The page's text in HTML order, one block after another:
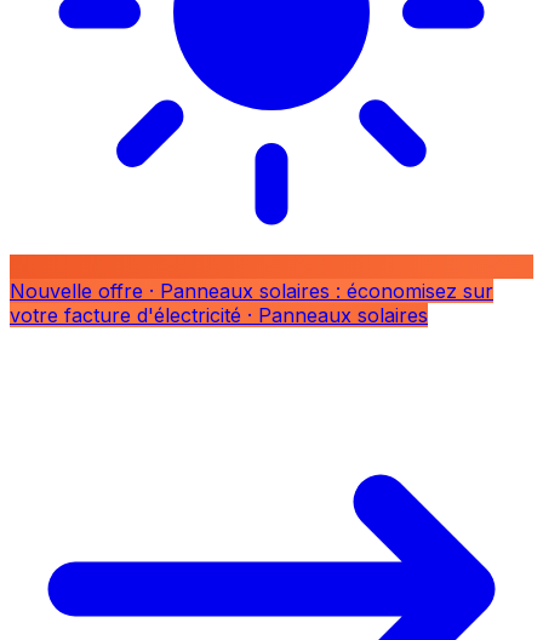
Nouvelle offre · Panneaux solaires : économisez sur
votre facture d'électricité · Panneaux solaires